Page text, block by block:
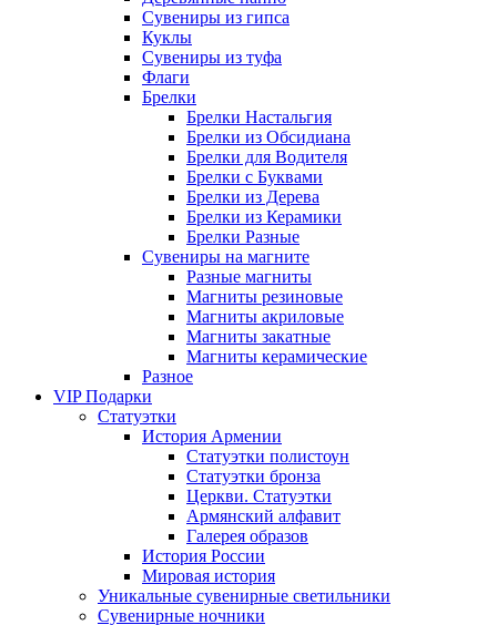
Сувениры из гипса
Куклы
Сувениры из туфа
Флаги
Брелки
Брелки Настальгия
Брелки из Обсидиана
Брелки для Водителя
Брелки с Буквами
Брелки из Дерева
Брелки из Керамики
Брелки Разные
Сувениры на магните
Разные магниты
Магниты резиновые
Магниты акриловые
Магниты закатные
Магниты керамические
Разное
VIP Подарки
Статуэтки
История Армении
Статуэтки полистоун
Статуэтки бронза
Церкви. Статуэтки
Армянский алфавит
Галерея образов
История России
Мировая история
Уникальные сувенирные светильники
Сувенирные ночники